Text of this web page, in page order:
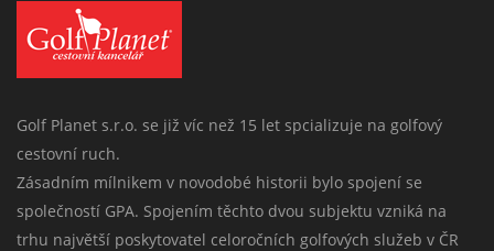
Golf Planet s.r.o. se již víc než 15 let spcializuje na golfový
cestovní ruch.
Zásadním mílnikem v novodobé historii bylo spojení se
společností GPA. Spojením těchto dvou subjektu vzniká na
trhu najvětší poskytovatel celoročních golfových služeb v ČR